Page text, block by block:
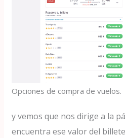
Opciones de compra de vuelos.
y vemos que nos dirige a la
encuentra ese valor del